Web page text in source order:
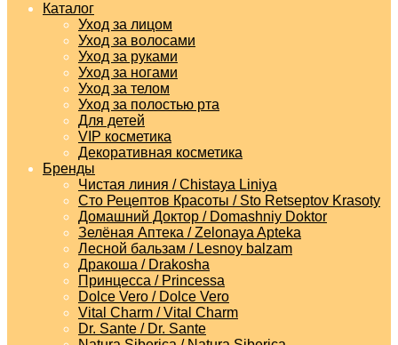
Каталог
Уход за лицом
Уход за волосами
Уход за руками
Уход за ногами
Уход за телом
Уход за полостью рта
Для детей
VIP косметика
Декоративная косметика
Бренды
Чистая линия / Chistaya Liniya
Сто Рецептов Красоты / Sto Retseptov Krasoty
Домашний Доктор / Domashniy Doktor
Зелёная Аптека / Zelonaya Apteka
Лесной бальзам / Lesnoy balzam
Дракоша / Drakosha
Принцесса / Princessa
Dolce Vero / Dolce Vero
Vital Charm / Vital Charm
Dr. Sante / Dr. Sante